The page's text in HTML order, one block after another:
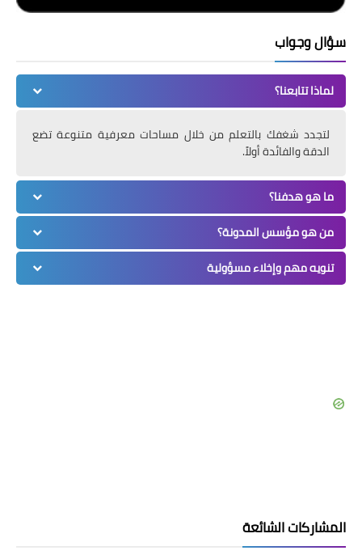
سؤال وجواب
لماذا تتابعنا؟
لتجدد شغفك بالتعلم من خلال مساحات معرفية متنوعة تضع
الدقة والفائدة أولاً.
ما هو هدفنا؟
من هو مؤسس المدونة؟
تنويه مهم وإخلاء مسؤولية
المشاركات الشائعة